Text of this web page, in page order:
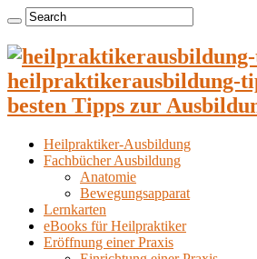
heilpraktikerausbildung-
besten Tipps zur
Heilpraktiker-Ausbildung
Fachbücher Ausbildung
Anatomie
Bewegungsapparat
Lernkarten
eBooks für Heilpraktiker
Eröffnung einer Praxis